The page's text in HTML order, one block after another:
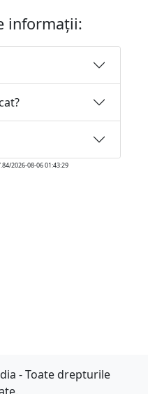
informații:
2026-08-06 01:43:29
- Toate drepturile